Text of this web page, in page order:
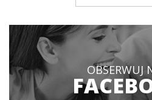
OBSERWUJ